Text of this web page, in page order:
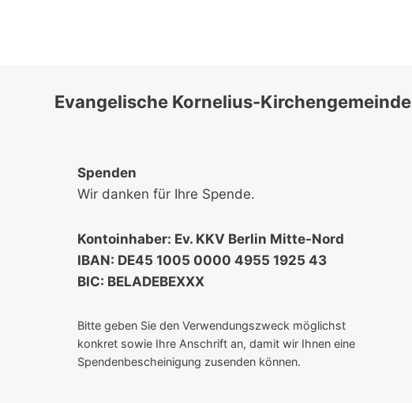
Evangelische Kornelius-Kirchengemeinde
Spenden
Wir danken für Ihre Spende.
Kontoinhaber: Ev. KKV Berlin Mitte-Nord
IBAN: DE45 1005 0000 4955 1925 43
BIC: BELADEBEXXX
Bitte geben Sie den Verwendungszweck möglichst
konkret sowie Ihre Anschrift an, damit wir Ihnen eine
Spendenbescheinigung zusenden können.